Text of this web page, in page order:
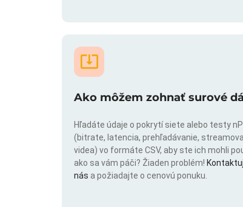
Ako môžem zohnať surové
Hľadáte údaje o pokrytí siete alebo testy
(bitrate, latencia, prehľadávanie,
videa) vo formáte CSV, aby ste ich mohli
ako sa vám páči? Žiaden problém!
nás a požiadajte o cenovú ponuku.